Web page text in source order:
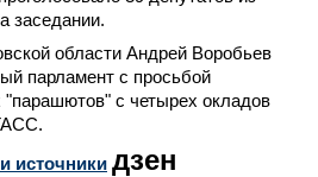
заседании.
области Андрей Воробьев
парламент с просьбой
"парашютов" с четырех окладов
источники дзен